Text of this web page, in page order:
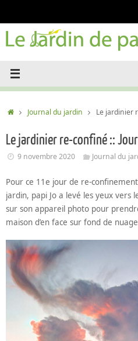
contenu
AccueilJournal du jardin Le jardinier
Le jardinier re-confiné ::
9 novembre 2020 Journal du
Pour ce 11e jour de re-
jardin, papi Jo a levé les yeux vers
sur son appareil photo pour
maison d’en face sur fond de